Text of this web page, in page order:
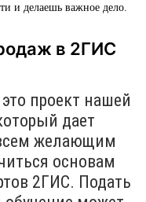
и делаешь важное дело.
в 2ГИС
проект нашей
дает
желающим
основам
2ГИС. Подать